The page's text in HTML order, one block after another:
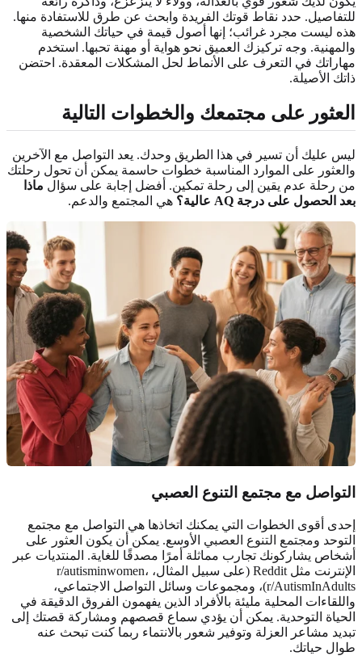
للتفاصيل. حدد نقاط قوتك الفريدة وابحث عن طرق للاستفادة منها.
هذه ليست مجرد غرائب؛ إنها أصول قيمة في حياتك الشخصية
والمهنية. وجه تركيزك العميق نحو هواية أو مهنة تحبها. استخدم
مهاراتك في التعرف على الأنماط لحل المشكلات المعقدة. احتضن
ذاتك الأصيلة.
العثور على مجتمعك والخطوات التالية
ليس عليك أن تسير في هذا الطريق وحدك. يعد التواصل مع الآخرين
والعثور على الموارد المناسبة خطوات حاسمة يمكن أن تحول رحلتك
من رحلة عدم يقين إلى رحلة تمكين. أفضل إجابة على سؤال ماذا
بعد الحصول على درجة AQ عالية؟
هي المجتمع والدعم.
التواصل مع مجتمع التنوع العصبي
إحدى أقوى الخطوات التي يمكنك اتخاذها هي التواصل مع مجتمع
التوحد ومجتمع التنوع العصبي الأوسع. يمكن أن يكون العثور على
أشخاص يشاركونك تجارب مماثلة أمرًا مصدقًا للغاية. المنتديات عبر
الإنترنت مثل Reddit (على سبيل المثال، r/autisminwomen،
r/AutismInAdults)، ومجموعات وسائل التواصل الاجتماعي،
واللقاءات المحلية مليئة بالأفراد الذين يفهمون الفروق الدقيقة في
الحياة التوحدية. يمكن أن يؤدي سماع قصصهم ومشاركة قصتك إلى
تبديد مشاعر العزلة وتوفير شعور بالانتماء ربما كنت تبحث عنه
طوال حياتك.